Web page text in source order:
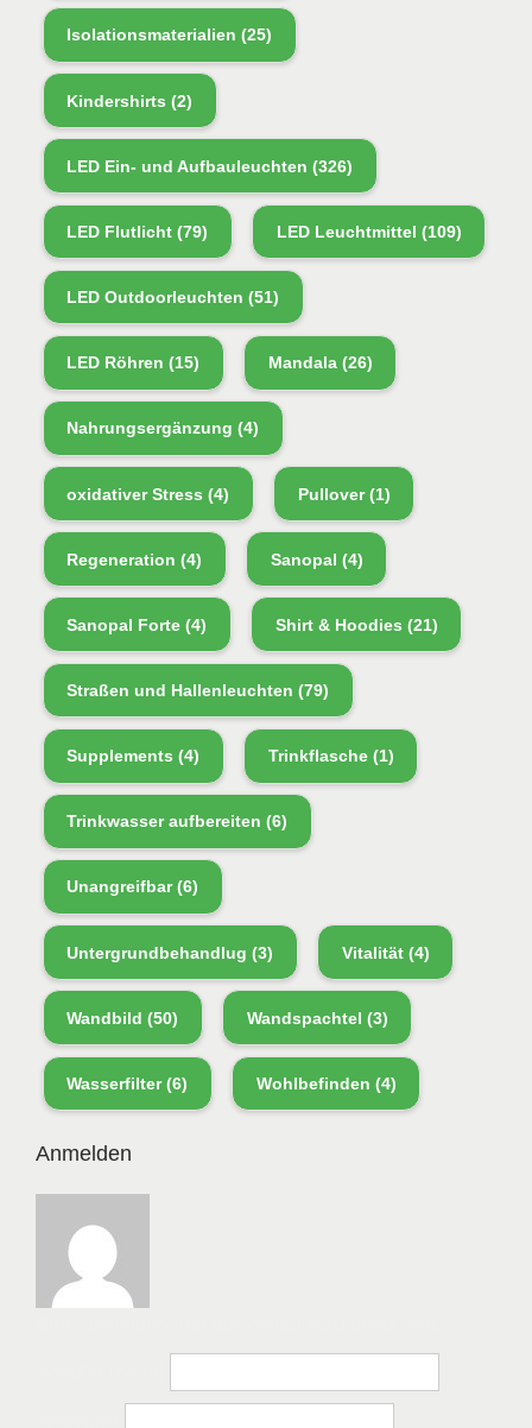
Isolationsmaterialien (25)
Kindershirts (2)
LED Ein- und Aufbauleuchten (326)
LED Flutlicht (79) LED Leuchtmittel (109)
LED Outdoorleuchten (51)
LED Röhren (15) Mandala(26)
Nahrungsergänzung (4)
oxidativer Stress (4) Pullover(1)
Regeneration (4) Sanopal (4)
Sanopal Forte (4) Shirt & Hoodies (21)
Straßen und Hallenleuchten (79)
Supplements (4) Trinkflasche(1)
Trinkwasser aufbereiten (6)
Unangreifbar(6)
Untergrundbehandlug (3) Vitalität(4)
Wandbild (50) Wandspachtel (3)
Wasserfilter(6) Wohlbefinden (4)
Anmelden